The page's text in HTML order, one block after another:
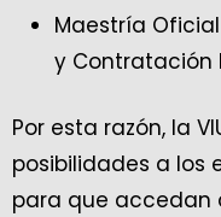
Maestría
y Contratación
Por esta razón, la
posibilidades a los
para que accedan